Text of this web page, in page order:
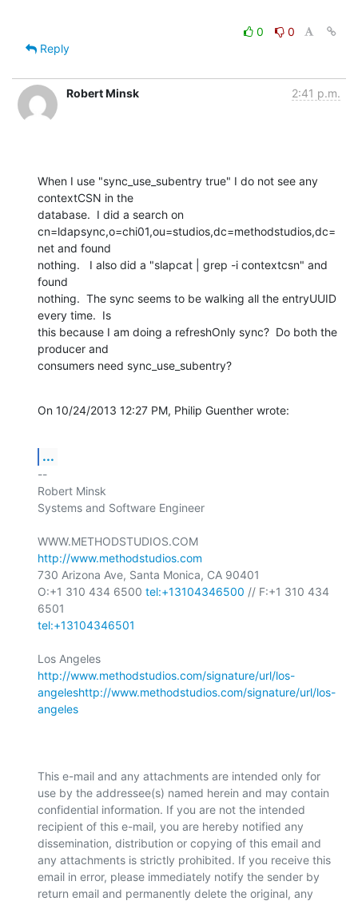
0
0
Reply
Robert Minsk 2:41 p.m.
When I use "sync_use_subentry true" I do not see any
contextCSN in the
database.  I did a search on
cn=ldapsync,o=chi01,ou=studios,dc=methodstudios,dc=
net and found
nothing.   I also did a "slapcat | grep -i contextcsn" and
found
nothing.  The sync seems to be walking all the entryUUID
every time.  Is
this because I am doing a refreshOnly sync?  Do both the
producer and
consumers need sync_use_subentry?
On 10/24/2013 12:27 PM, Philip Guenther wrote:
...
--
Robert Minsk
Systems and Software Engineer
http://www.methodstudios.com
730 Arizona Ave, Santa Monica, CA 90401
O:+1 310 434 6500 tel:+13104346500 // F:+1 310 434
tel:+13104346501
http://www.methodstudios.com/signature/url/los-
angeleshttp://www.methodstudios.com/signature/url/los-
angeles
This e-mail and any attachments are intended only for
use by the addressee(s) named herein and may contain
confidential information. If you are not the intended
recipient of this e-mail, you are hereby notified any
dissemination, distribution or copying of this email and
any attachments is strictly prohibited. If you receive this
email in error, please immediately notify the sender by
return email and permanently delete the original, any